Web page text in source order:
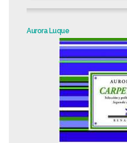
Aurora Luque